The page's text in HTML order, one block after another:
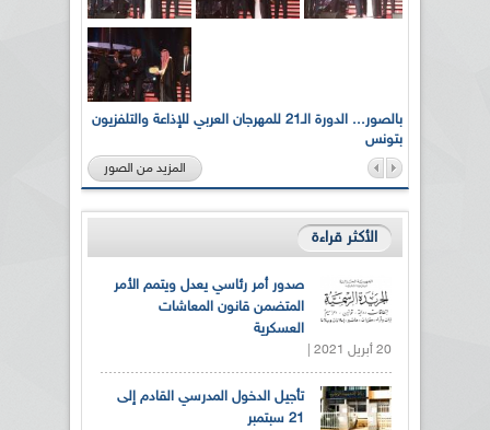
بالصور... الدورة الـ21 للمهرجان العربي للإذاعة والتلفزيون
بتونس
المزيد من الصور
الأكثر قراءة
صدور أمر رئاسي يعدل ويتمم الأمر
المتضمن قانون المعاشات
العسكرية
20 أبريل 2021 |
تأجيل الدخول المدرسي القادم إلى
21 سبتمبر